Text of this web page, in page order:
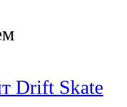
Drift Skate